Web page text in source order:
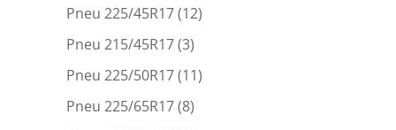
Pneu 225/45R17(12)
Pneu 215/45R17(3)
Pneu 225/50R17(11)
Pneu 225/65R17(8)